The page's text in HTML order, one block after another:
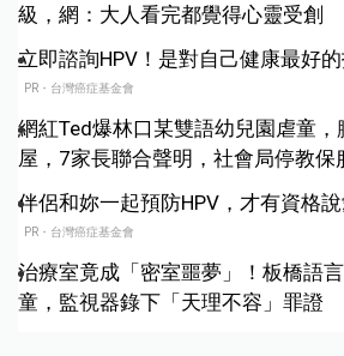
級，網：大人看完都覺得心靈受創
立即諮詢HPV！是對自己健康最好的
PR・台灣癌症基金會
網紅Ted爆林口某雙語幼兒園虐童
屋，7家長聯合聲明，社會局停教保
伴侶和妳一起預防HPV，才有資格說
PR・台灣癌症基金會
治療室竟成「密室噩夢」！板橋語
童，監視器錄下「天理不容」罪證